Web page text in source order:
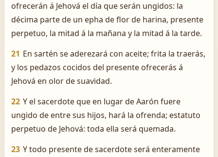
ofrecerán á Jehová el día que serán ungidos: la
décima parte de un epha de flor de harina, presente
perpetuo, la mitad á la mañana y la mitad á la tarde.
21 En sartén se aderezará con aceite; frita la traerás,
y los pedazos cocidos del presente ofrecerás á
Jehová en olor de suavidad.
22 Y el sacerdote que en lugar de Aarón fuere
ungido de entre sus hijos, hará la ofrenda; estatuto
perpetuo de Jehová: toda ella será quemada.
23 Y todo presente de sacerdote será enteramente